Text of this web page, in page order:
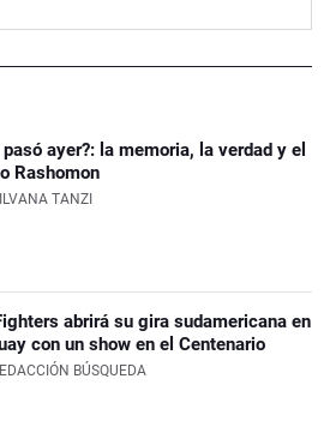
pasó ayer?: la memoria, la verdad y el
Rashomon
TANZI
abrirá su gira sudamericana en
con un show en el Centenario
BÚSQUEDA